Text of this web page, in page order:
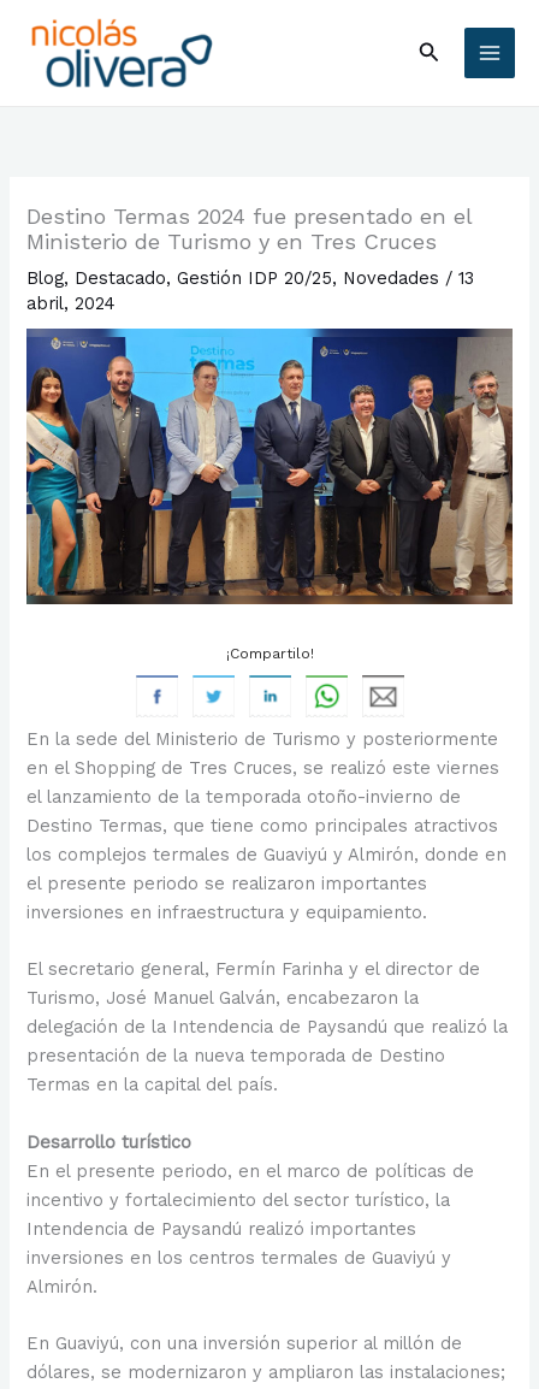
contenido
Buscar
Destino Termas 2024 fue presentado en el
Ministerio de Turismo y en Tres Cruces
Blog, Destacado,Gestión IDP 20/25, Novedades /13
abril, 2024
¡Compartilo!
En la sede del Ministerio de Turismo y posteriormente
en el Shopping de Tres Cruces, se realizó este viernes
el lanzamiento de la temporada otoño-invierno de
Destino Termas, que tiene como principales atractivos
los complejos termales de Guaviyú y Almirón, donde en
el presente periodo se realizaron importantes
inversiones en infraestructura y equipamiento.
El secretario general, Fermín Farinha y el director de
Turismo, José Manuel Galván, encabezaron la
delegación de la Intendencia de Paysandú que realizó la
presentación de la nueva temporada de Destino
Termas en la capital del país.
Desarrollo turístico
En el presente periodo, en el marco de políticas de
incentivo y fortalecimiento del sector turístico, la
Intendencia de Paysandú realizó importantes
inversiones en los centros termales de Guaviyú y
Almirón.
En Guaviyú, con una inversión superior al millón de
dólares, se modernizaron y ampliaron las instalaciones;
r
o